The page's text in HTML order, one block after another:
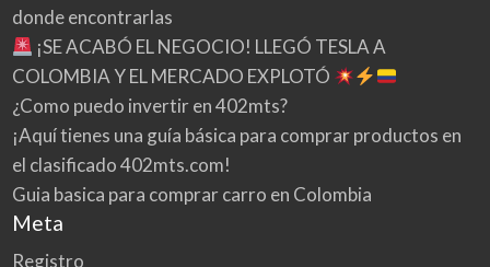
donde encontrarlas
¡SE ACABÓ EL NEGOCIO! LLEGÓ TESLA A
COLOMBIA Y EL MERCADO EXPLOTÓ
¿Como puedo invertir en 402mts?
¡Aquí tienes una guía básica para comprar productos en
el clasificado 402mts.com!
Guia basica para comprar carro en Colombia
Meta
Registro